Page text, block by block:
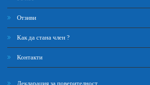
Отзиви
Как да стана член ?
Контакти
Декларация за поверителност